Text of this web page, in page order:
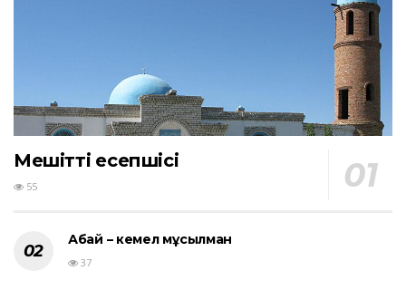
Мешіттің есепшісі
55
Абай – кемел мұсылман
37